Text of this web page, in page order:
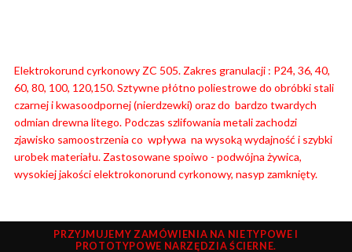
Elektrokorund cyrkonowy ZC 505. Zakres granulacji : P24, 36, 40,
60, 80, 100, 120,150. Sztywne płótno poliestrowe do obróbki stali
czarnej i kwasoodpornej (nierdzewki) oraz do bardzo twardych
odmian drewna litego. Podczas szlifowania metali zachodzi
zjawisko samoostrzenia co wpływa na wysoką wydajność i szybki
urobek materiału.Zastosowane spoiwo - podwójna żywica,
wysokiej jakości elektrokonorund cyrkonowy, nasyp zamknięty.
PRZYJMUJEMY ZAMÓWIENIA NA NIETYPOWE I
PROTOTYPOWE NARZĘDZIA ŚCIERNE.